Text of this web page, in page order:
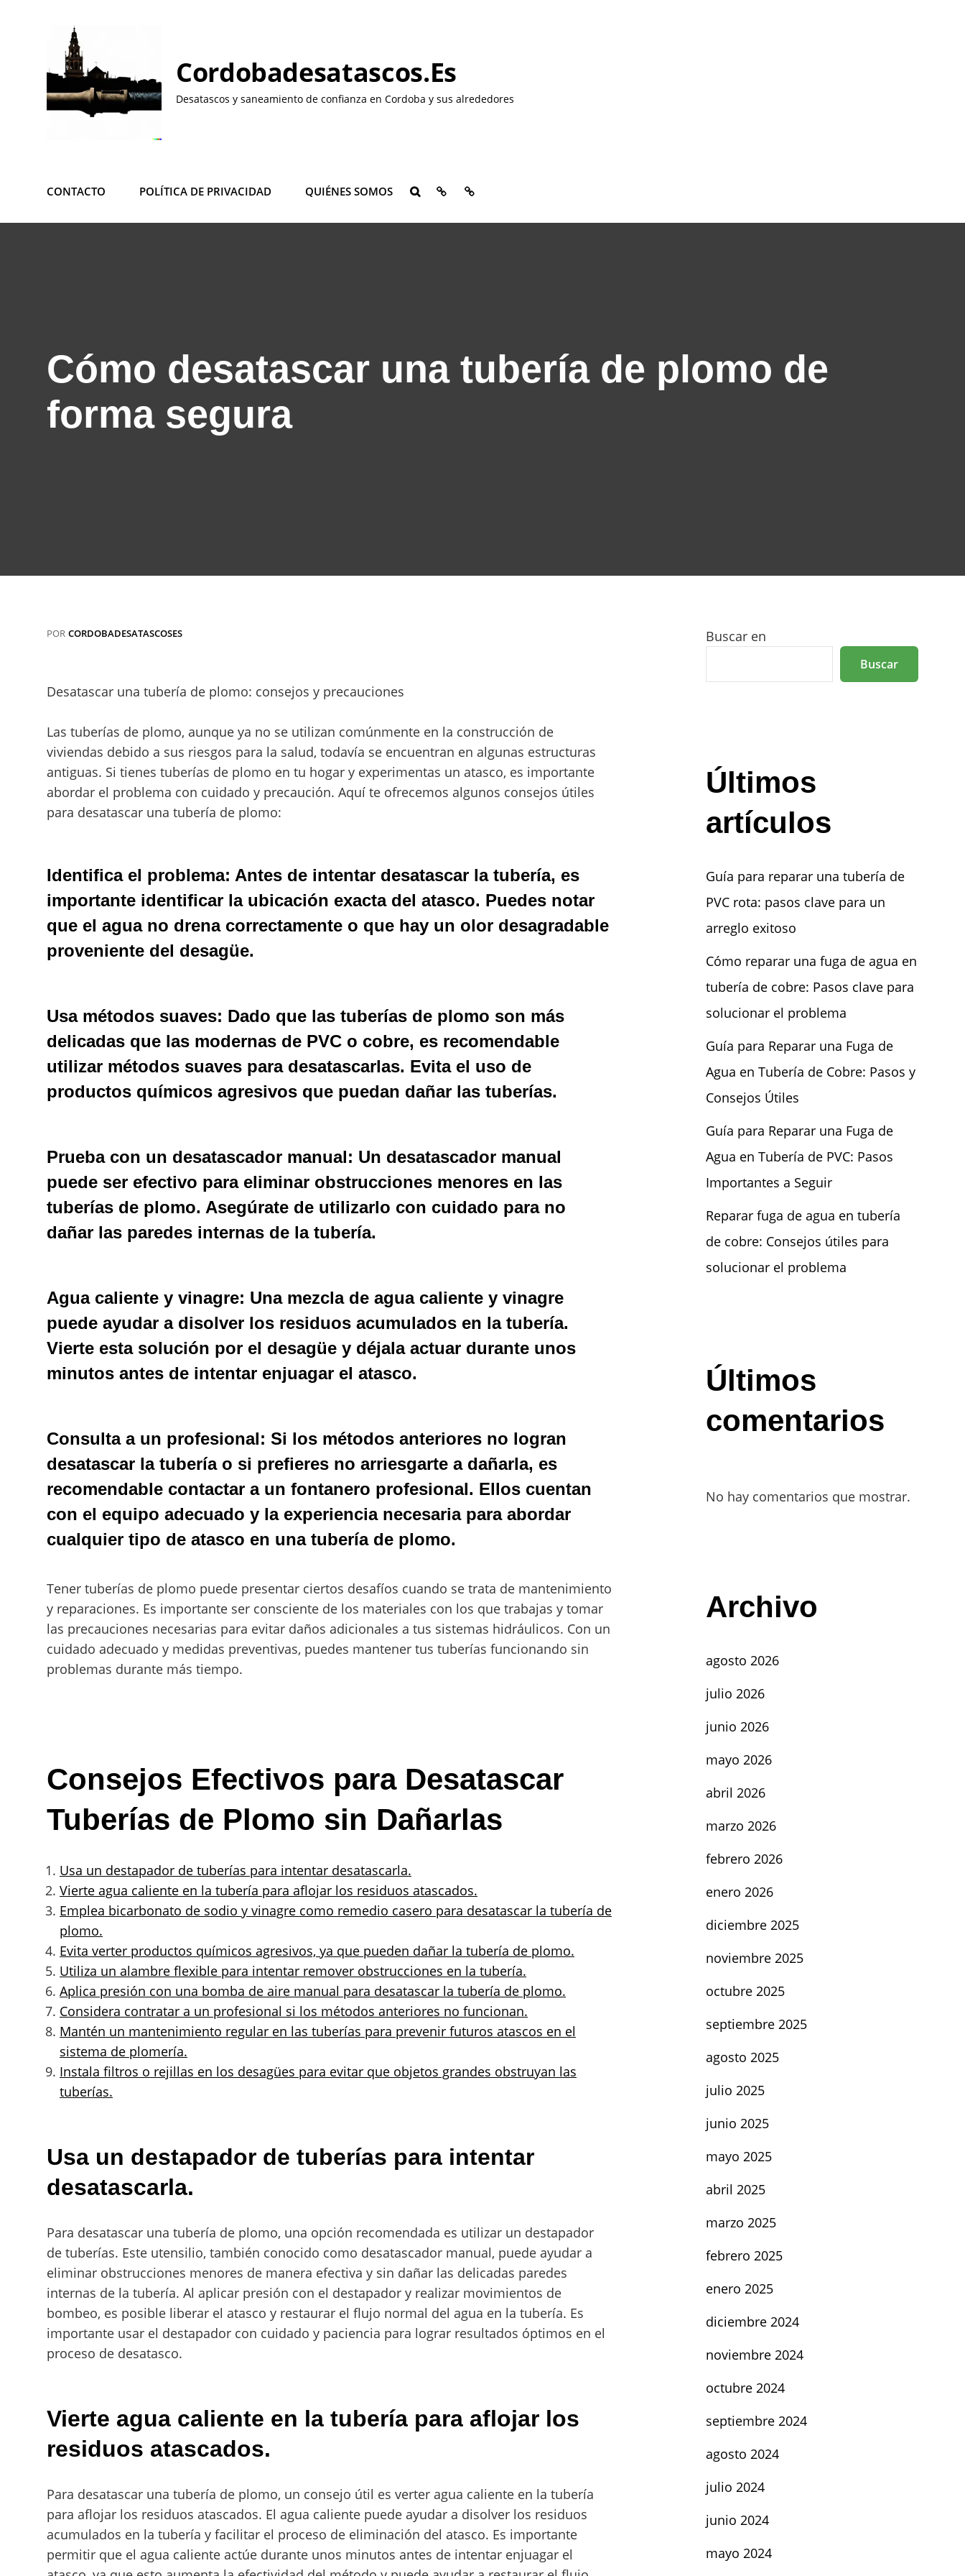
Cordobadesatascos.es
Desatascos y saneamiento de confianza en Cordoba y sus alrededores
CONTACTO POLÍTICA DE PRIVACIDAD QUIÉNES SOMOS BUSCARQUIÉNESCONTACTO
Cómo desatascar una tubería de plomo de
forma segura
POR CORDOBADESATASCOSES
Desatascar una tubería de plomo: consejos y precauciones
Las tuberías de plomo, aunque ya no se utilizan comúnmente en la construcción de
viviendas debido a sus riesgos para la salud, todavía se encuentran en algunas estructuras
antiguas. Si tienes tuberías de plomo en tu hogar y experimentas un atasco, es importante
abordar el problema con cuidado y precaución. Aquí te ofrecemos algunos consejos útiles
para desatascar una tubería de plomo:
Identifica el problema: Antes de intentar desatascar la tubería, es
importante identificar la ubicación exacta del atasco. Puedes notar
que el agua no drena correctamente o que hay un olor desagradable
proveniente del desagüe.
Usa métodos suaves: Dado que las tuberías de plomo son más
delicadas que las modernas de PVC o cobre, es recomendable
utilizar métodos suaves para desatascarlas. Evita el uso de
productos químicos agresivos que puedan dañar las tuberías.
Prueba con un desatascador manual: Un desatascador manual
puede ser efectivo para eliminar obstrucciones menores en las
tuberías de plomo. Asegúrate de utilizarlo con cuidado para no
dañar las paredes internas de la tubería.
Agua caliente y vinagre: Una mezcla de agua caliente y vinagre
puede ayudar a disolver los residuos acumulados en la tubería.
Vierte esta solución por el desagüe y déjala actuar durante unos
minutos antes de intentar enjuagar el atasco.
Consulta a un profesional: Si los métodos anteriores no logran
desatascar la tubería o si prefieres no arriesgarte a dañarla, es
recomendable contactar a un fontanero profesional. Ellos cuentan
con el equipo adecuado y la experiencia necesaria para abordar
cualquier tipo de atasco en una tubería de plomo.
Tener tuberías de plomo puede presentar ciertos desafíos cuando se trata de mantenimiento
y reparaciones. Es importante ser consciente de los materiales con los que trabajas y tomar
las precauciones necesarias para evitar daños adicionales a tus sistemas hidráulicos. Con un
cuidado adecuado y medidas preventivas, puedes mantener tus tuberías funcionando sin
problemas durante más tiempo.
Consejos Efectivos para Desatascar
Tuberías de Plomo sin Dañarlas
Usa un destapador de tuberías para intentar desatascarla.
Vierte agua caliente en la tubería para aflojar los residuos atascados.
Emplea bicarbonato de sodio y vinagre como remedio casero para desatascar la tubería de
plomo.
Evita verter productos químicos agresivos, ya que pueden dañar la tubería de plomo.
Utiliza un alambre flexible para intentar remover obstrucciones en la tubería.
Aplica presión con una bomba de aire manual para desatascar la tubería de plomo.
Considera contratar a un profesional si los métodos anteriores no funcionan.
Mantén un mantenimiento regular en las tuberías para prevenir futuros atascos en el
sistema de plomería.
Instala filtros o rejillas en los desagües para evitar que objetos grandes obstruyan las
tuberías.
Usa un destapador de tuberías para intentar
desatascarla.
Para desatascar una tubería de plomo, una opción recomendada es utilizar un destapador
de tuberías. Este utensilio, también conocido como desatascador manual, puede ayudar a
eliminar obstrucciones menores de manera efectiva y sin dañar las delicadas paredes
internas de la tubería. Al aplicar presión con el destapador y realizar movimientos de
bombeo, es posible liberar el atasco y restaurar el flujo normal del agua en la tubería. Es
importante usar el destapador con cuidado y paciencia para lograr resultados óptimos en el
proceso de desatasco.
Vierte agua caliente en la tubería para aflojar los
residuos atascados.
Para desatascar una tubería de plomo, un consejo útil es verter agua caliente en la tubería
para aflojar los residuos atascados. El agua caliente puede ayudar a disolver los residuos
acumulados en la tubería y facilitar el proceso de eliminación del atasco. Es importante
permitir que el agua caliente actúe durante unos minutos antes de intentar enjuagar el
Buscar en
Buscar
Últimos
artículos
Guía para reparar una tubería de
PVC rota: pasos clave para un
arreglo exitoso
Cómo reparar una fuga de agua en
tubería de cobre: Pasos clave para
solucionar el problema
Guía para Reparar una Fuga de
Agua en Tubería de Cobre: Pasos y
Consejos Útiles
Guía para Reparar una Fuga de
Agua en Tubería de PVC: Pasos
Importantes a Seguir
Reparar fuga de agua en tubería
de cobre: Consejos útiles para
solucionar el problema
Últimos
comentarios
No hay comentarios que mostrar.
Archivo
agosto 2026
julio 2026
junio 2026
mayo 2026
abril 2026
marzo 2026
febrero 2026
enero 2026
diciembre 2025
noviembre 2025
octubre 2025
septiembre 2025
agosto 2025
julio 2025
junio 2025
mayo 2025
abril 2025
marzo 2025
febrero 2025
enero 2025
diciembre 2024
noviembre 2024
octubre 2024
septiembre 2024
agosto 2024
julio 2024
junio 2024
mayo 2024